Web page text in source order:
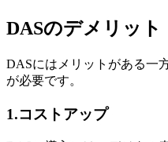
DASのデメリット
DASにはメリットがある一
が必要です。
1.コストアップ